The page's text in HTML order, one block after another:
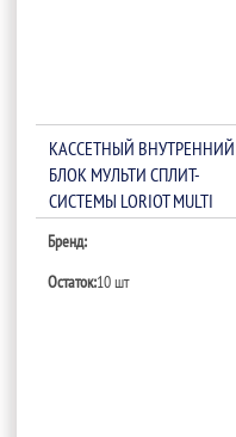
КАССЕТНЫЙ ВНУТРЕННИЙ
БЛОК МУЛЬТИ СПЛИТ-
СИСТЕМЫ LORIOT MULTI
Бренд:
Остаток:10 шт